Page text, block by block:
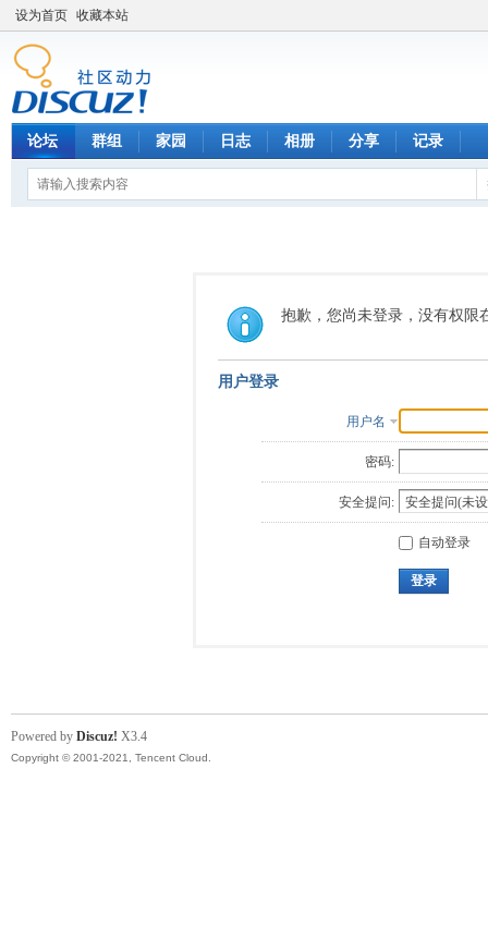
设为首页 收藏本站
论坛 群组 家园 日志 相册 分享 记录
抱歉，您尚未登录，没有权限
用户登录
用户名
密码:
安全提问:
自动登录
登录
Powered by Discuz! X3.4
Copyright © 2001-2021, Tencent Cloud.